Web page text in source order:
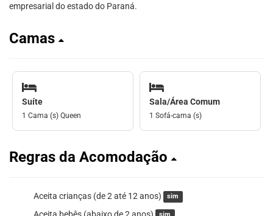
empresarial do estado do Paraná.
Camas
Suíte
1 Cama (s) Queen
Sala/Área Comum
1 Sofá-cama (s)
Regras da Acomodação
Aceita crianças (de 2 até 12 anos) sim
Aceita bebês (abaixo de 2 anos)